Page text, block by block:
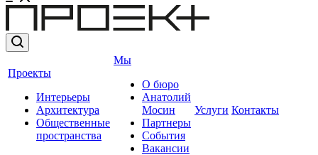
Проекты
Интерьеры
Архитектура
Общественные
пространства
Мы
О бюро
Анатолий
Мосин
Партнеры
События
Вакансии
Услуги Контакты